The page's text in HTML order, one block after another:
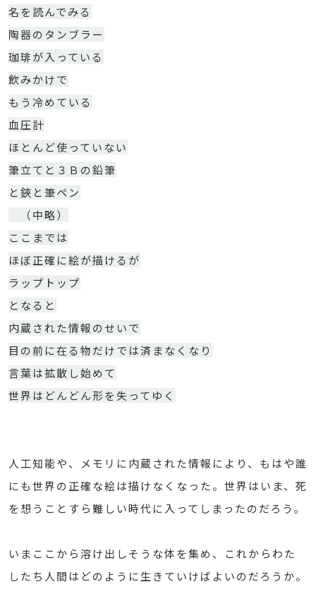
名を読んでみる
陶器のタンブラー
珈琲が入っている
飲みかけで
もう冷めている
血圧計
ほとんど使っていない
筆立てと３Ｂの鉛筆
と鋏と筆ペン
（中略）
ここまでは
ほぼ正確に絵が描けるが
ラップトップ
となると
内蔵された情報のせいで
目の前に在る物だけでは済まなくなり
言葉は拡散し始めて
世界はどんどん形を失ってゆく
人工知能や、メモリに内蔵された情報により、もはや誰
にも世界の正確な絵は描けなくなった。世界はいま、死
を想うことすら難しい時代に入ってしまったのだろう。
いまここから溶け出しそうな体を集め、これからわた
したち人間はどのように生きていけばよいのだろうか。